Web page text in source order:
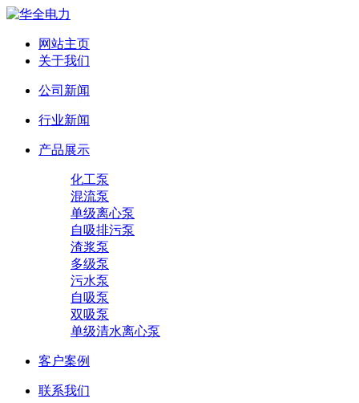
网站主页
关于我们
公司新闻
行业新闻
产品展示
化工泵
混流泵
单级离心泵
自吸排污泵
渣浆泵
多级泵
污水泵
自吸泵
双吸泵
单级清水离心泵
客户案例
联系我们